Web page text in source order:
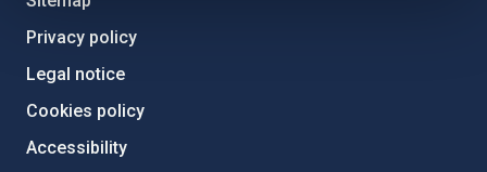
Privacy policy
Legal notice
Cookies policy
Accessibility